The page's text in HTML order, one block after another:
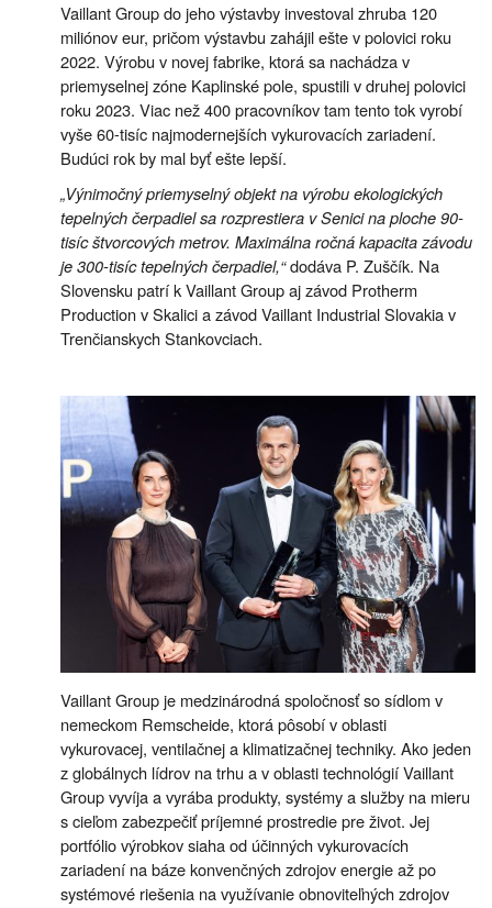
Vaillant Group do jeho výstavby investoval zhruba 120
miliónov eur, pričom výstavbu zahájil ešte v polovici roku
2022. Výrobu v novej fabrike, ktorá sa nachádza v
priemyselnej zóne Kaplinské pole, spustili v druhej polovici
roku 2023. Viac než 400 pracovníkov tam tento tok vyrobí
vyše 60-tisíc najmodernejších vykurovacích zariadení.
Budúci rok by mal byť ešte lepší.
„Výnimočný priemyselný objekt na výrobu ekologických
tepelných čerpadiel sa rozprestiera v Senici na ploche 90-
tisíc štvorcových metrov. Maximálna ročná kapacita závodu
je 300-tisíc tepelných čerpadiel,“dodáva P. Zuščík. Na
Slovensku patrí k Vaillant Group aj závod Protherm
Production v Skalici a závod Vaillant Industrial Slovakia v
Trenčianskych Stankovciach.
Vaillant Group je medzinárodná spoločnosť so sídlom v
nemeckom Remscheide, ktorá pôsobí v oblasti
vykurovacej, ventilačnej a klimatizačnej techniky. Ako jeden
z globálnych lídrov na trhu a v oblasti technológií Vaillant
Group vyvíja a vyrába produkty, systémy a služby na mieru
s cieľom zabezpečiť príjemné prostredie pre život. Jej
portfólio výrobkov siaha od účinných vykurovacích
zariadení na báze konvenčných zdrojov energie až po
systémové riešenia na využívanie obnoviteľných zdrojov